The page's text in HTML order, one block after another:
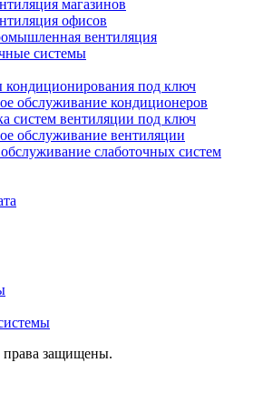
магазинов
офисов
вентиляция
системы
кондиционирования под ключ
обслуживание кондиционеров
систем вентиляции под ключ
обслуживание вентиляции
слаботочных систем
права защищены.